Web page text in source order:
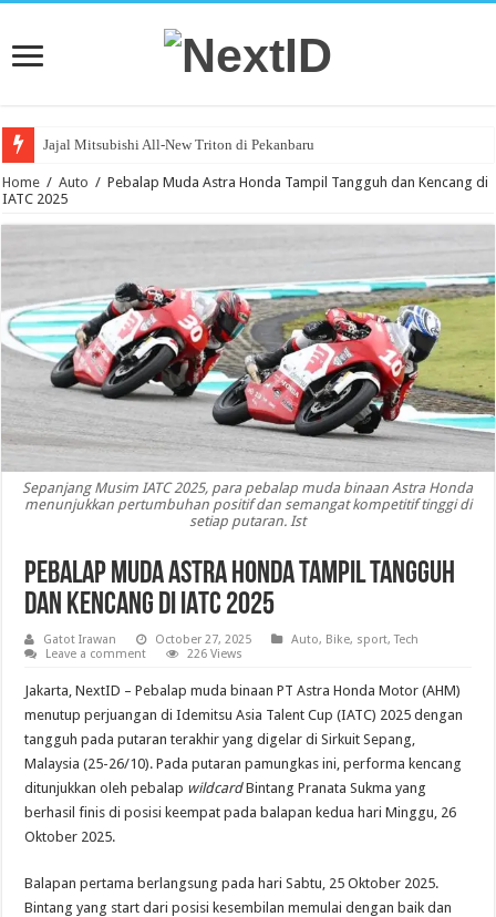
Jajal Mitsubishi All-New Triton di Pekanbaru
Home / Auto / Pebalap Muda Astra Honda Tampil Tangguh dan Kencang di
IATC 2025
Sepanjang Musim IATC 2025, para pebalap muda binaan Astra Honda
menunjukkan pertumbuhan positif dan semangat kompetitif tinggi di
setiap putaran. Ist
Pebalap Muda Astra Honda Tampil Tangguh
dan Kencang di IATC 2025
Gatot Irawan October 27, 2025 Auto, Bike, sport,Tech
Leave a comment
226 Views
Jakarta, NextID – Pebalap muda binaan PT Astra Honda Motor (AHM)
menutup perjuangan di Idemitsu Asia Talent Cup (IATC) 2025 dengan
tangguh pada putaran terakhir yang digelar di Sirkuit Sepang,
Malaysia (25-26/10). Pada putaran pamungkas ini, performa kencang
ditunjukkan oleh pebalap wildcardBintang Pranata Sukma yang
berhasil finis di posisi keempat pada balapan kedua hari Minggu, 26
Oktober 2025.
Balapan pertama berlangsung pada hari Sabtu, 25 Oktober 2025.
Bintang yang start dari posisi kesembilan memulai dengan baik dan